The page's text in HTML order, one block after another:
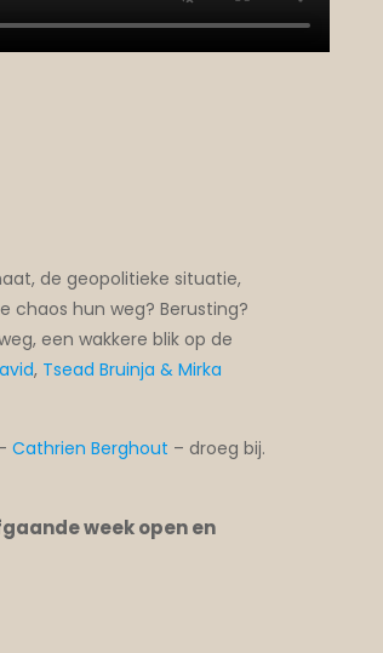
de geopolitieke situatie,
chaos hun weg? Berusting?
een wakkere blik op de
, Tsead Bruinja & Mirka
Cathrien Berghout – droeg bij.
week open en